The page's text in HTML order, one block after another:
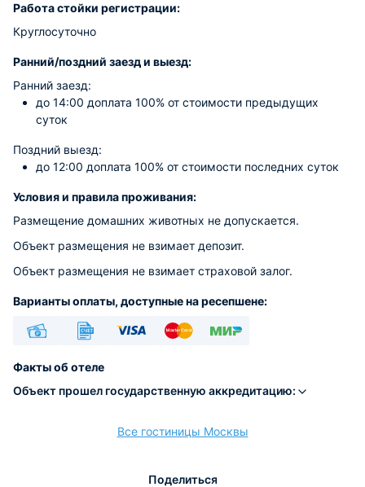
Работа стойки регистрации:
Круглосуточно
Ранний/поздний заезд и выезд:
Ранний заезд:
до 14:00 доплата 100% от стоимости предыдущих
суток
Поздний выезд:
до 12:00 доплата 100% от стоимости последних суток
Условия и правила проживания:
Размещение домашних животных не допускается.
Объект размещения не взимает депозит.
Объект размещения не взимает страховой залог.
Варианты оплаты, доступные на ресепшене:
Факты об отеле
Объект прошел государственную аккредитацию:
Все гостиницы Москвы
Поделиться